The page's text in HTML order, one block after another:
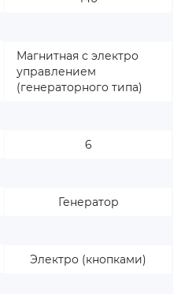
Магнитная с электро
управлением
(генераторного типа)
6
Генератор
Электро (кнопками)